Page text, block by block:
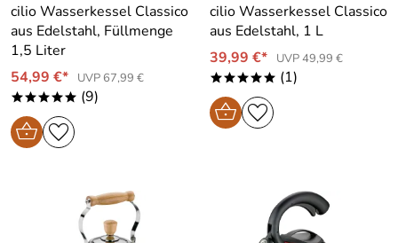
cilio Wasserkessel Classico
aus Edelstahl, Füllmenge
1,5 Liter
54,99 €*
UVP 67,99 €
***** (9)
cilio Wasserkessel Classico
aus Edelstahl, 1 L
39,99 €*
UVP 49,99 €
***** (1)